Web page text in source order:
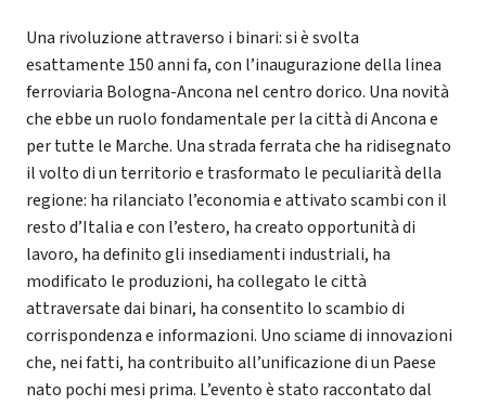
Una rivoluzione attraverso i binari: si è svolta
esattamente 150 anni fa, con l’inaugurazione della linea
ferroviaria Bologna-Ancona nel centro dorico. Una novità
che ebbe un ruolo fondamentale per la città di Ancona e
per tutte le Marche. Una strada ferrata che ha ridisegnato
il volto di un territorio e trasformato le peculiarità della
regione: ha rilanciato l’economia e attivato scambi con il
resto d’Italia e con l’estero, ha creato opportunità di
lavoro, ha definito gli insediamenti industriali, ha
modificato le produzioni, ha collegato le città
attraversate dai binari, ha consentito lo scambio di
corrispondenza e informazioni. Uno sciame di innovazioni
che, nei fatti, ha contribuito all’unificazione di un Paese
nato pochi mesi prima. L’evento è stato raccontato dal